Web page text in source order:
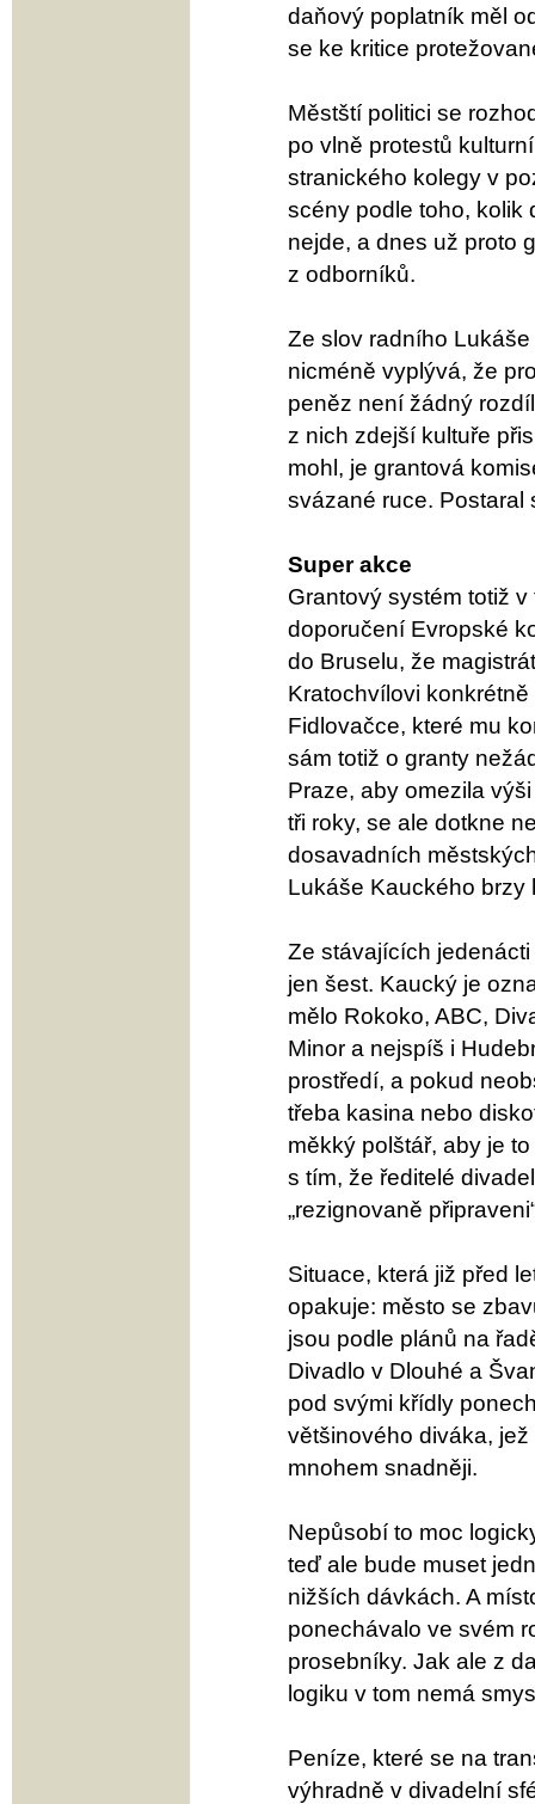
daňový poplatník měl
se ke kritice
Městští politici se
po vlně protestů
stranického kolegy v
scény podle toho, kolik
nejde, a dnes už proto
z odborníků.
Ze slov radního
nicméně vyplývá, že
peněz není žádný
z nich zdejší kultuře
mohl, je grantová
svázané ruce. Postaral
Super akce
Grantový systém totiž
doporučení Evropské
do Bruselu, že
Kratochvílovi
Fidlovačce, které mu
sám totiž o granty
Praze, aby omezila
tři roky, se ale dotkne
dosavadních
Lukáše Kauckého brzy
Ze stávajících
jen šest. Kaucký je
mělo Rokoko, ABC,
Minor a nejspíš i
prostředí, a pokud
třeba kasina nebo
měkký polštář, aby je
s tím, že ředitelé
„rezignovaně
Situace, která již před
opakuje: město se
jsou podle plánů na
Divadlo v Dlouhé a
pod svými křídly
většinového diváka,
mnohem snadněji.
Nepůsobí to moc
teď ale bude muset
nižších dávkách. A
ponechávalo ve svém
prosebníky. Jak ale z
logiku v tom nemá
Peníze, které se na
výhradně v divadelní